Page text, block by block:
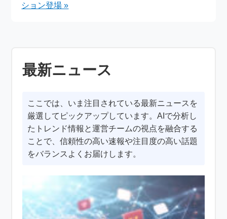
ション登場 »
最新ニュース
ここでは、いま注目されている最新ニュースを
厳選してピックアップしています。AIで分析し
たトレンド情報と運営チームの視点を融合する
ことで、信頼性の高い速報や注目度の高い話題
をバランスよくお届けします。